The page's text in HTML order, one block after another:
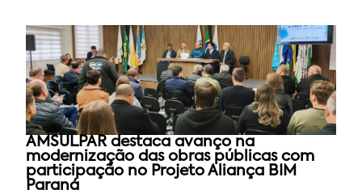
AMSULPAR destaca avanço na
modernização das obras públicas com
participação no Projeto Aliança BIM
Paraná